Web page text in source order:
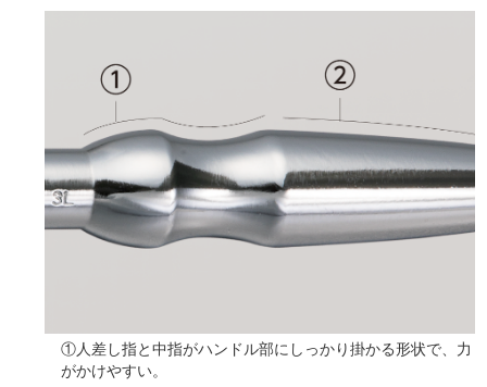
①人差し指と中指がハンドル部にしっかり掛かる形状で、力
がかけやすい。